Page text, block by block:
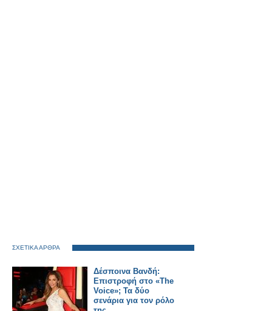
ΣΧΕΤΙΚΑ ΑΡΘΡΑ
Δέσποινα Βανδή:
Επιστροφή στο «The
Voice»; Τα δύο
σενάρια για τον ρόλο